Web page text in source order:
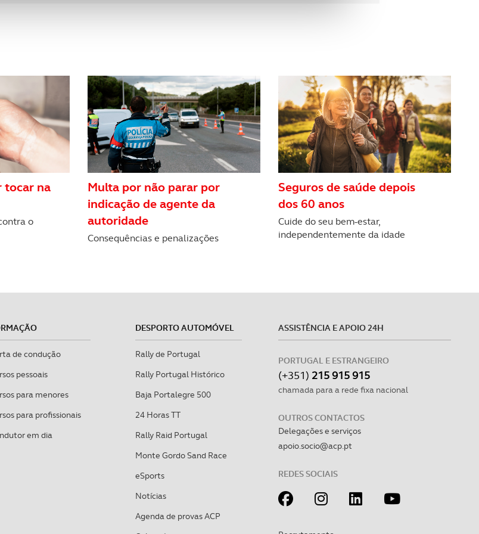
necessário no contexto dos serviços a prestar.
e tecnologias similares pode ter impacto na sua experiência de
tocar na
o
Multa por não parar por
indicação de agente da
autoridade
Consequências e penalizações
Seguros de saúde depois
dos 60 anos
Cuide do seu bem-estar,
independentemente da idade
de condução
pessoais
para menores
para profissionais
em dia
DESPORTO AUTOMÓVEL
Rally de Portugal
Rally Portugal Histórico
Baja Portalegre 500
24 Horas TT
Rally Raid Portugal
Monte Gordo Sand Race
eSports
Notícias
Agenda de provas ACP
ASSISTÊNCIA E APOIO 24H
PORTUGAL E ESTRANGEIRO
(+351) 215 915 915
chamada para a rede fixa nacional
OUTROS CONTACTOS
Delegações e serviços
apoio.socio@acp.pt
REDES SOCIAIS